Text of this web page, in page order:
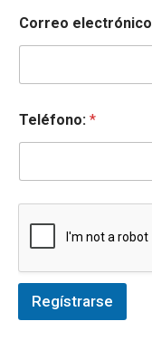
Correo electrónico
Teléfono: *
Regístrarse